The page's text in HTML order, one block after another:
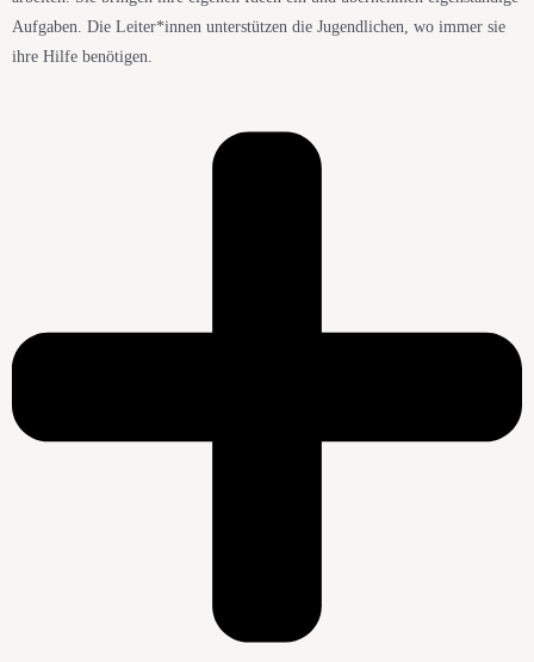
Aufgaben. Die Leiter*innen unterstützen die Jugendlichen, wo immer sie
ihre Hilfe benötigen.